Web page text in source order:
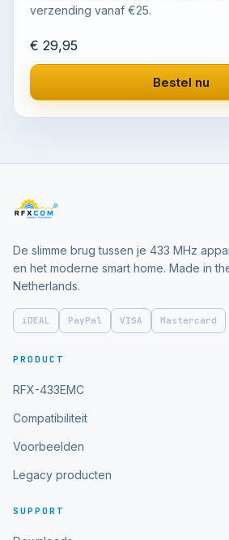
verzending vanaf €25.
€ 29,95
Bestel nu
De slimme brug tussen je 433 MHz
en het moderne smart home. Made in
Netherlands.
iDEAL PayPal VISA Mastercard
PRODUCT
RFX-433EMC
Compatibiliteit
Voorbeelden
Legacy producten
SUPPORT